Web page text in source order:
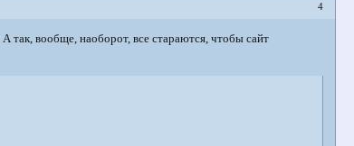
4
так, вообще, наоборот, все стараются, чтобы сайт